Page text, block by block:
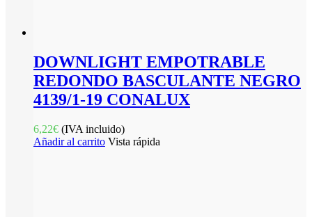
DOWNLIGHT EMPOTRABLE
REDONDO BASCULANTE NEGRO
4139/1-19 CONALUX
6,22€ (IVA incluido)
Añadir al carrito Vista rápida